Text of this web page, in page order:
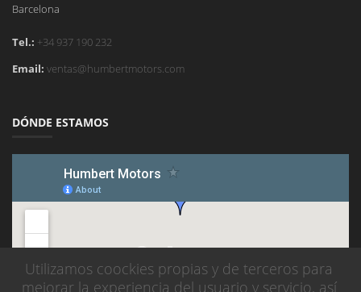
Barcelona
Tel.: +34 937 190 232
Email: ventas@humbertmotors.com
DÓNDE ESTAMOS
Utilizamos coockies propias y de terceros para
mejorar la experiencia del usuario y servicio, así